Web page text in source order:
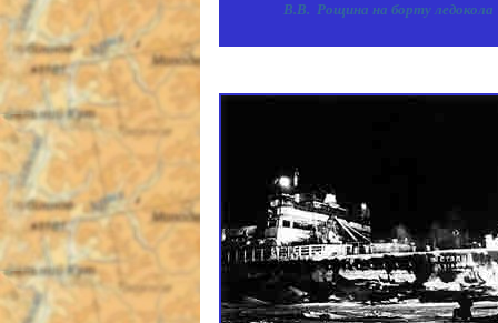
В.В. Рощина на борту ледокола